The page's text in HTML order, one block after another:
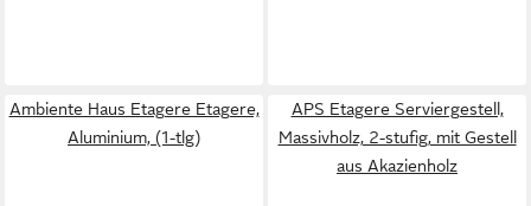
Ambiente Haus Etagere Etagere,
Aluminium, (1-tlg)
APS Etagere Serviergestell,
Massivholz, 2-stufig, mit Gestell
aus Akazienholz